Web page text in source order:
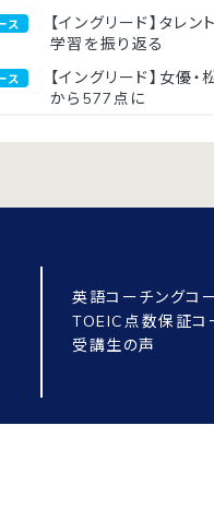
ス
【イングリード】タ
学習を振り返る
ス
【イングリード】女
から577点に
英語コーチングコ
TOEIC点数保証コ
受講生の声